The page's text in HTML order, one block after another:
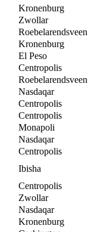
Kronenburg
Zwollar
Roebelarendsveen
Kronenburg
El Peso
Centropolis
Roebelarendsveen
Nasdaqar
Centropolis
Centropolis
Monapoli
Nasdaqar
Centropolis
Ibisha
Centropolis
Zwollar
Nasdaqar
Kronenburg